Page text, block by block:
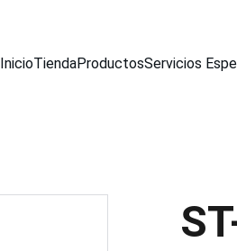
InicioTiendaProductosServicios